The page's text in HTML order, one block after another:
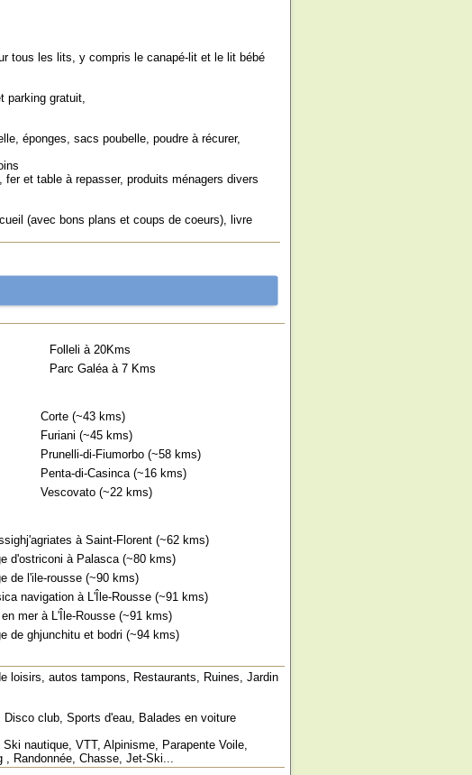
tous les lits, y compris le canapé-lit et le lit bébé
parking gratuit,
éponges, sacs poubelle, poudre à récurer,
et table à repasser, produits ménagers divers
(avec bons plans et coups de coeurs), livre
Folleli à 20Kms
Parc Galéa à 7 Kms
Corte (~43 kms)
Furiani (~45 kms)
Prunelli-di-Fiumorbo (~58 kms)
Penta-di-Casinca (~16 kms)
Vescovato (~22 kms)
à Saint-Florent (~62 kms)
d'ostriconi à Palasca (~80 kms)
de l'ile-rousse (~90 kms)
navigation à L'Île-Rousse (~91 kms)
mer à L'Île-Rousse (~91 kms)
de ghjunchitu et bodri (~94 kms)
loisirs, autos tampons, Restaurants, Ruines, Jardin
club, Sports d'eau, Balades en voiture
nautique, VTT, Alpinisme, Parapente Voile,
, Randonnée, Chasse, Jet-Ski...